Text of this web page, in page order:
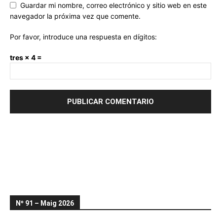
Guardar mi nombre, correo electrónico y sitio web en este
navegador la próxima vez que comente.
Por favor, introduce una respuesta en dígitos:
tres × 4 =
Nº 91 – Maig 2026